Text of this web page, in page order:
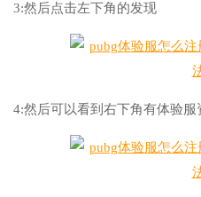
3:然后点击左下角的发现
4:然后可以看到右下角有体验服